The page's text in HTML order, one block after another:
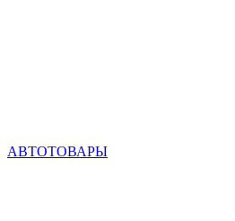
АВТОТОВАРЫ